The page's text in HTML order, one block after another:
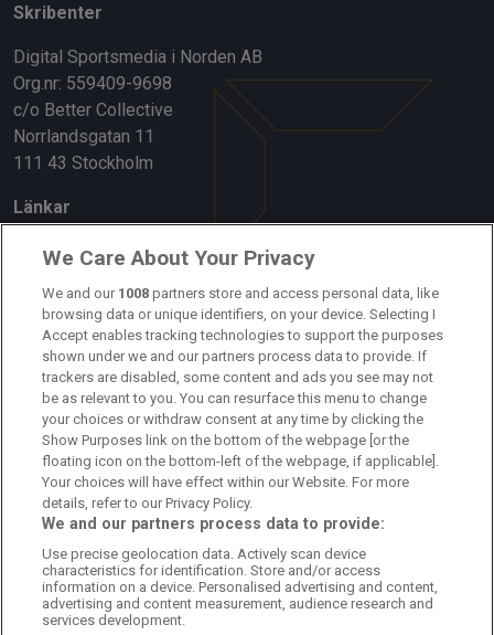
Skribenter
Digital Sportsmedia i Norden AB
Org.nr: 559409-9698
c/o Better Collective
Norrlandsgatan 11
111 43 Stockholm
Länkar
Om oss
Kontakta oss
Kundtjänst
Sponsor: Rekatochklart
Annonsera på Fotbolldirekt
Redaktionell policy
Personuppgiftspolicy
Cookiepolicy
Arkiv
We Care About Your Privacy
We and our 1008 partners store and access personal data, like
browsing data or unique identifiers, on your device. Selecting I
Accept enables tracking technologies to support the purposes
shown under we and our partners process data to provide. If
trackers are disabled, some content and ads you see may not
be as relevant to you. You can resurface this menu to change
your choices or withdraw consent at any time by clicking the
Show Purposes link on the bottom of the webpage [or the
floating icon on the bottom-left of the webpage, if applicable].
Your choices will have effect within our Website. For more
details, refer to our Privacy Policy.
We and our partners process data to provide:
Use precise geolocation data. Actively scan device
characteristics for identification. Store and/or access
information on a device. Personalised advertising and content,
advertising and content measurement, audience research and
services development.